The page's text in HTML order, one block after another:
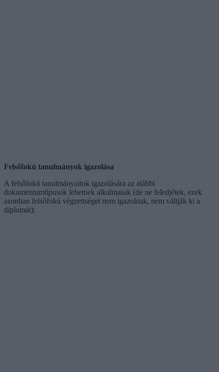
Felsőfokú tanulmányok igazolása
A felsőfokú tanulmányaitok igazolására az alábbi
dokumentumtípusok lehetnek alkalmasak (de ne feledjétek, ezek
azonban felsőfokú végzettséget nem igazolnak, nem váltják ki a
diplomát):